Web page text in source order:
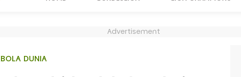
Advertisement
DUNIA